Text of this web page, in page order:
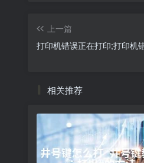
上一篇
打印机错误正在打印;打印机
相关推荐